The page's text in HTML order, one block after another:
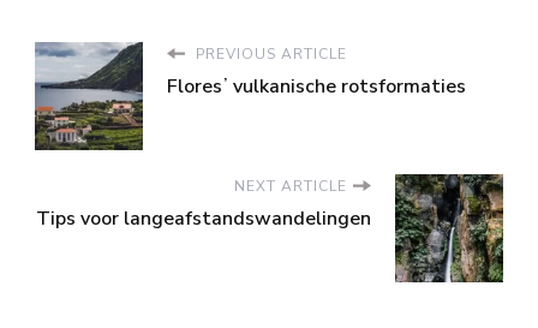
PREVIOUS ARTICLE
Floresʼ vulkanische rotsformaties
NEXT ARTICLE
Tips voor langeafstandswandelingen